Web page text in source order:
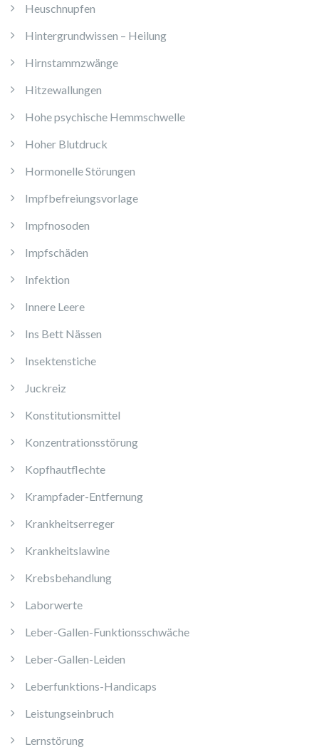
Heuschnupfen
Hintergrundwissen – Heilung
Hirnstammzwänge
Hitzewallungen
Hohe psychische Hemmschwelle
Hoher Blutdruck
Hormonelle Störungen
Impfbefreiungsvorlage
Impfnosoden
Impfschäden
Infektion
Innere Leere
Ins Bett Nässen
Insektenstiche
Juckreiz
Konstitutionsmittel
Konzentrationsstörung
Kopfhautflechte
Krampfader-Entfernung
Krankheitserreger
Krankheitslawine
Krebsbehandlung
Laborwerte
Leber-Gallen-Funktionsschwäche
Leber-Gallen-Leiden
Leberfunktions-Handicaps
Leistungseinbruch
Lernstörung